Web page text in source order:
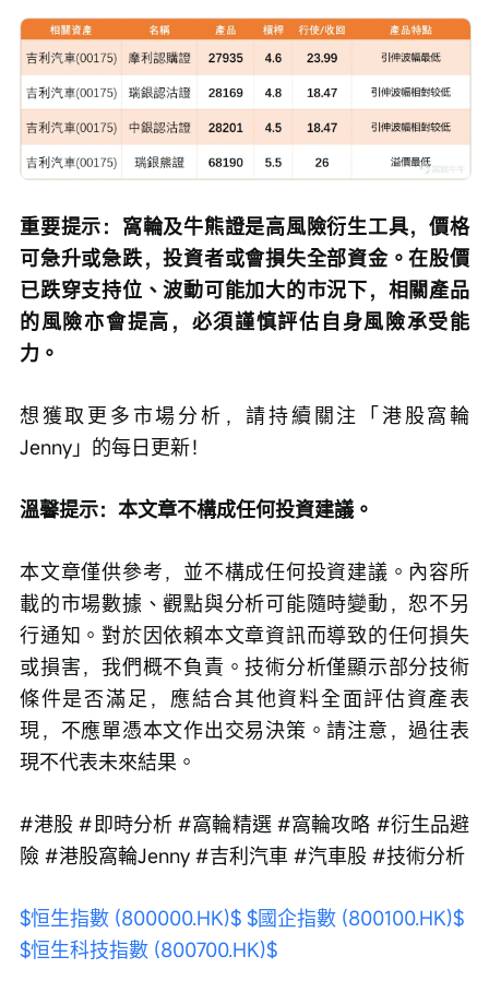
重要提示：窩輪及牛熊證是高風險衍生工具，價格
可急升或急跌，投資者或會損失全部資金。在股價
已跌穿支持位、波動可能加大的市況下，相關產品
的風險亦會提高，必須謹慎評估自身風險承受能
力。
想獲取更多市場分析，請持續關注「港股窩輪
Jenny」的每日更新！
溫馨提示：本文章不構成任何投資建議。
本文章僅供參考，並不構成任何投資建議。內容所
載的市場數據、觀點與分析可能隨時變動，恕不另
行通知。對於因依賴本文章資訊而導致的任何損失
或損害，我們概不負責。技術分析僅顯示部分技術
條件是否滿足，應結合其他資料全面評估資產表
現，不應單憑本文作出交易決策。請注意，過往表
現不代表未來結果。
#港股 #即時分析 #窩輪精選 #窩輪攻略 #衍生品避
險 #港股窩輪Jenny #吉利汽車 #汽車股 #技術分析
$恒生指數 (800000.HK)$ $國企指數 (800100.HK)$
$恒生科技指數 (800700.HK)$